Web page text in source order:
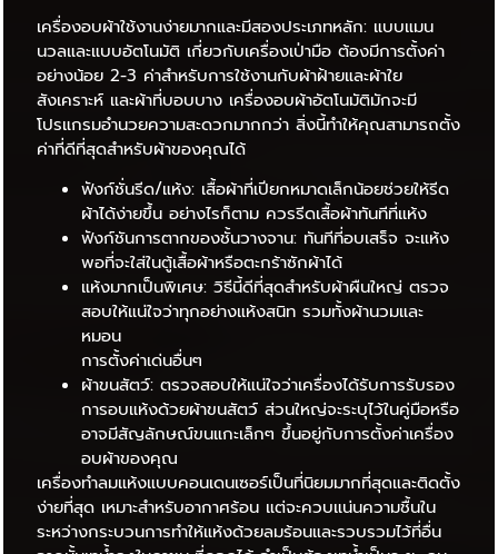
เครื่องอบผ้าใช้งานง่ายมากและมีสองประเภทหลัก: แบบแมน
นวลและแบบอัตโนมัติ เกี่ยวกับเครื่องเป่ามือ ต้องมีการตั้งค่า
อย่างน้อย 2-3 ค่าสำหรับการใช้งานกับผ้าฝ้ายและผ้าใย
สังเคราะห์ และผ้าที่บอบบาง เครื่องอบผ้าอัตโนมัติมักจะมี
โปรแกรมอำนวยความสะดวกมากกว่า สิ่งนี้ทำให้คุณสามารถตั้ง
ค่าที่ดีที่สุดสำหรับผ้าของคุณได้
ฟังก์ชั่นรีด/แห้ง: เสื้อผ้าที่เปียกหมาดเล็กน้อยช่วยให้รีด
ผ้าได้ง่ายขึ้น อย่างไรก็ตาม ควรรีดเสื้อผ้าทันทีที่แห้ง
ฟังก์ชันการตากของชั้นวางจาน: ทันทีที่อบเสร็จ จะแห้ง
พอที่จะใส่ในตู้เสื้อผ้าหรือตะกร้าซักผ้าได้
แห้งมากเป็นพิเศษ: วิธีนี้ดีที่สุดสำหรับผ้าผืนใหญ่ ตรวจ
สอบให้แน่ใจว่าทุกอย่างแห้งสนิท รวมทั้งผ้านวมและ
หมอน
การตั้งค่าเด่นอื่นๆ
ผ้าขนสัตว์: ตรวจสอบให้แน่ใจว่าเครื่องได้รับการรับรอง
การอบแห้งด้วยผ้าขนสัตว์ ส่วนใหญ่จะระบุไว้ในคู่มือหรือ
อาจมีสัญลักษณ์ขนแกะเล็กๆ ขึ้นอยู่กับการตั้งค่าเครื่อง
อบผ้าของคุณ
เครื่องทำลมแห้งแบบคอนเดนเซอร์เป็นที่นิยมมากที่สุดและติดตั้ง
ง่ายที่สุด เหมาะสำหรับอากาศร้อน แต่จะควบแน่นความชื้นใน
ระหว่างกระบวนการทำให้แห้งด้วยลมร้อนและรวบรวมไว้ที่อื่น